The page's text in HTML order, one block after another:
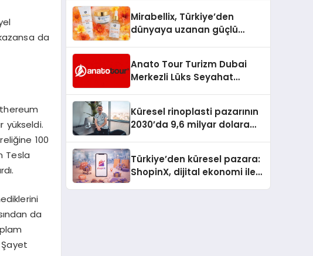
da
yükseldi.
100
Tesla
da
Şayet
Mirabellix, Türkiye’den
dünyaya uzanan güçlü
Anato Tour Turizm Dubai
Merkezli Lüks Seyahat
Küresel rinoplasti pazarının
2030’da 9,6 milyar dolara
Türkiye’den küresel pazara:
ShopinX, dijital ekonomi ile